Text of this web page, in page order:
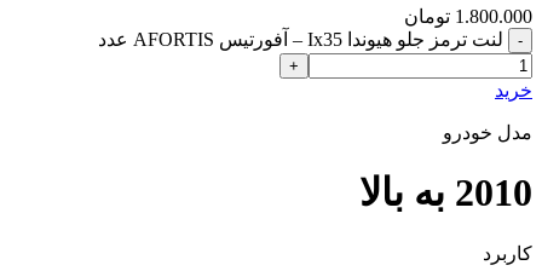
1.800.000 تومان
لنت ترمز جلو هیوندا Ix35 – آفورتیس AFORTIS عدد
خرید
مدل خودرو
2010 به بالا
کاربرد